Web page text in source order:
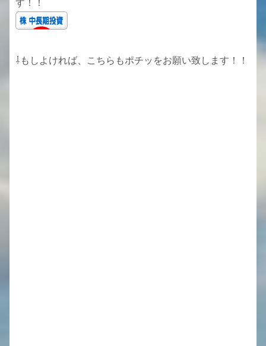
す！！
⇩もしよければ、こちらもポチッをお願い致します！！